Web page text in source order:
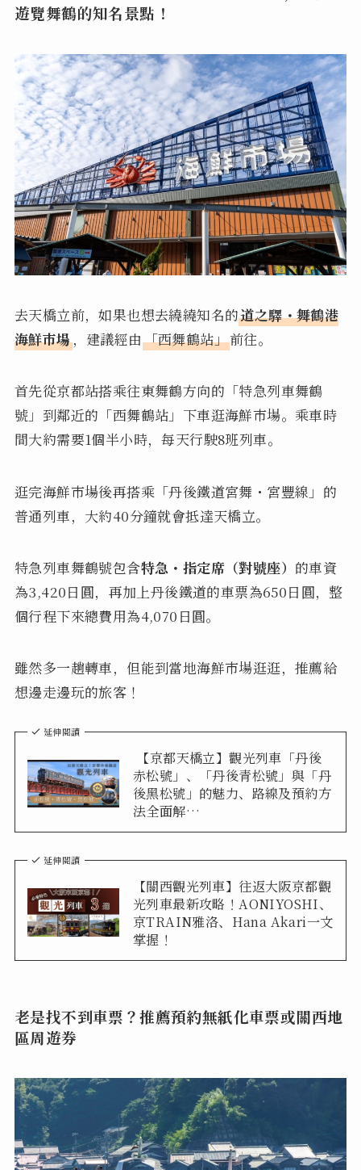
遊覽舞鶴的知名景點！
去天橋立前，如果也想去繞繞知名的道之驛・舞鶴港
海鮮市場，建議經由「西舞鶴站」前往。
首先從京都站搭乘往東舞鶴方向的「特急列車舞鶴
號」到鄰近的「西舞鶴站」下車逛海鮮市場。乘車時
間大約需要1個半小時，每天行駛8班列車。
逛完海鮮市場後再搭乘「丹後鐵道宮舞・宮豐線」的
普通列車，大約40分鐘就會抵達天橋立。
特急列車舞鶴號包含特急・指定席（對號座） 的車資
為3,420日圓，再加上丹後鐵道的車票為650日圓，整
個行程下來總費用為4,070日圓。
雖然多一趟轉車，但能到當地海鮮市場逛逛，推薦給
想邊走邊玩的旅客！
延伸閱讀
【京都天橋立】觀光列車「丹後
赤松號」、「丹後青松號」與「丹
後黑松號」的魅力、路線及預約方
法全面解…
延伸閱讀
【關西觀光列車】往返大阪京都觀
光列車最新攻略！AONIYOSHI、
京TRAIN雅洛、Hana Akari一文
掌握！
老是找不到車票？推薦預約無紙化車票或關西地
區周遊券